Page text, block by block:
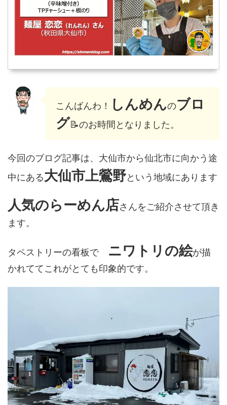
こんばんわ！ しんめんのブロ
グ📝のお時間となりました。
今回のブログ記事は、大仙市から仙北市に向かう途
中にある大仙市上鶯野という地域にあります
人気のらーめん店さんをご紹介させて頂き
ます。
タペストリーの看板で ニワトリの絵が描
かれててこれがとても印象的です。